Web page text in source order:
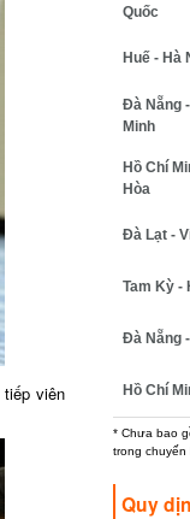
viên
Quốc
Huế - Hà
Đà Nẵng -
Minh
Hồ Chí
Hòa
Đà Lạt -
Tam Kỳ -
Đà Nẵng -
Hồ Chí
* Chưa bao
trong chuyến
Quy